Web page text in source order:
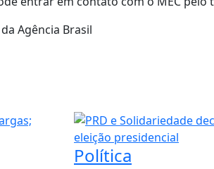
Agência Brasil
Política